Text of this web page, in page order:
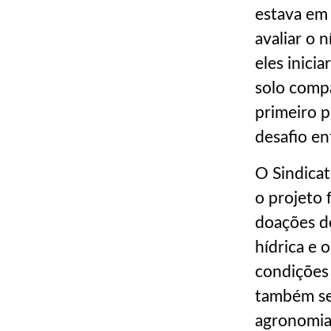
estava
avaliar o
eles
solo
primeiro
desafio
O
o projeto
doações
hídrica e
também